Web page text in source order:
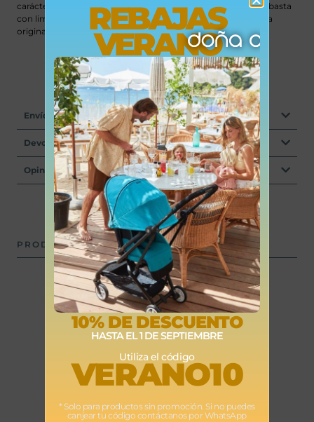
carácter único de cada pieza. Su mantenimiento es sencillo: basta
con limpiarla con un paño húmedo para conservar su belleza
original.
Envíos
Devoluciones
Opiniones
PRODUCTOS RELACIONADOS
REBAJAS
VERANO
10% DE DESCUENTO
HASTA EL 1 DE SEPTIEMBRE
Utiliza el código
VERANO10
* Solo para productos sin promoción. Si no puedes
canjear tu código contáctanos por WhatsApp